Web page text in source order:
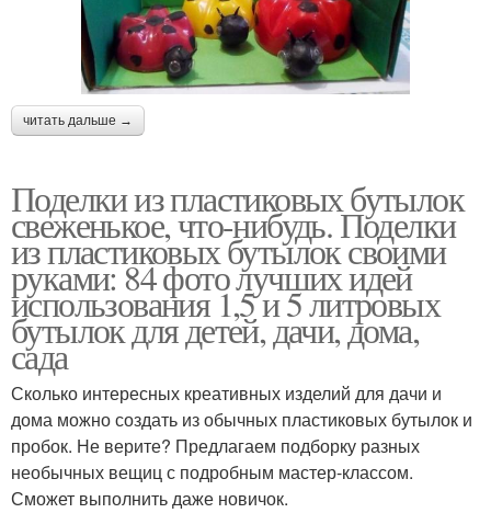
читать дальше →
Поделки из пластиковых бутылок
свеженькое, что-нибудь. Поделки
из пластиковых бутылок своими
руками: 84 фото лучших идей
использования 1,5 и 5 литровых
бутылок для детей, дачи, дома,
сада
Сколько интересных креативных изделий для дачи и
дома можно создать из обычных пластиковых бутылок и
пробок. Не верите? Предлагаем подборку разных
необычных вещиц с подробным мастер-классом.
Сможет выполнить даже новичок.